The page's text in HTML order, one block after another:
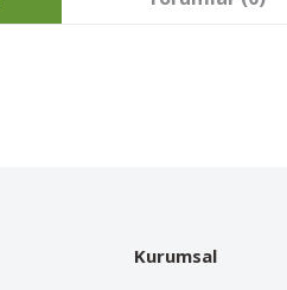
Kurumsal